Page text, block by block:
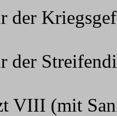
der
der
VIII (mit